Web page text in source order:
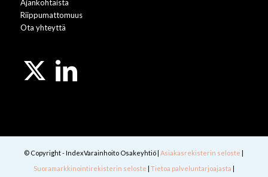
Ajankohtaista
Riippumattomuus
Ota yhteyttä
© Copyright - IndexVarainhoito Osakeyhtiö |Asiakasrekisterin seloste
Suoramarkkinointirekisterin seloste
Tietoa palveluntarjoajasta